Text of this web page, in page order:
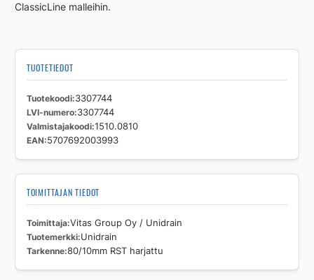
ClassicLine malleihin.
TUOTETIEDOT
Tuotekoodi 3307744
LVI-numero 3307744
Valmistajakoodi 1510.0810
EAN 5707692003993
TOIMITTAJAN TIEDOT
Toimittaja Vitas Group Oy / Unidrain
Tuotemerkki Unidrain
Tarkenne 80/10mm RST harjattu